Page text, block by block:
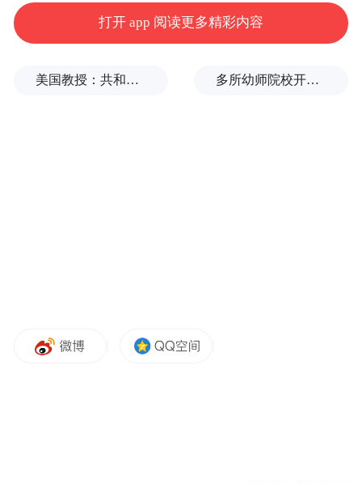
管制要求
识，请过往车辆按照指示绕行。
凤凰网广东发自中山
打开 app 阅读更多精彩内容
美国教授：共和党中期选举本是逆风局，没想到对手烂成“神助攻” 多所幼师院校开设养老专业